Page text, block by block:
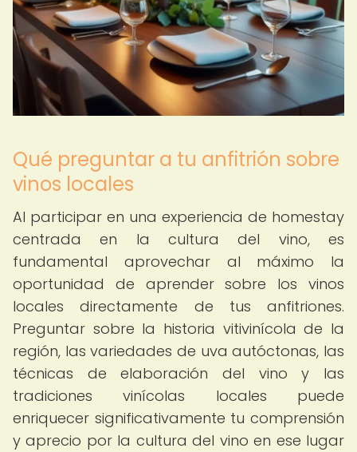
Qué preguntar a tu anfitrión sobre
vinos locales
Al participar en una experiencia de homestay
centrada en la cultura del vino, es
fundamental aprovechar al máximo la
oportunidad de aprender sobre los vinos
locales directamente de tus anfitriones.
Preguntar sobre la historia vitivinícola de la
región, las variedades de uva autóctonas, las
técnicas de elaboración del vino y las
tradiciones vinícolas locales puede
enriquecer significativamente tu comprensión
y aprecio por la cultura del vino en ese lugar